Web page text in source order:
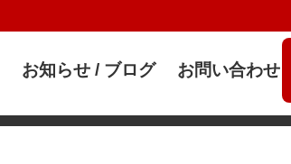
お知らせ / ブログ お問い合わせ